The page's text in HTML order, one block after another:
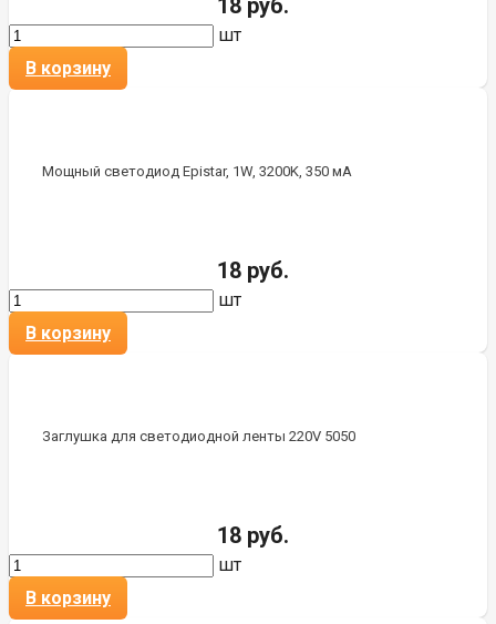
18 руб.
шт
В корзину
Мощный светодиод Epistar, 1W, 3200K, 350 мА
18 руб.
шт
В корзину
Заглушка для светодиодной ленты 220V 5050
18 руб.
шт
В корзину